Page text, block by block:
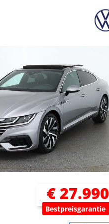
€ 27.990
Bestpreisgarantie